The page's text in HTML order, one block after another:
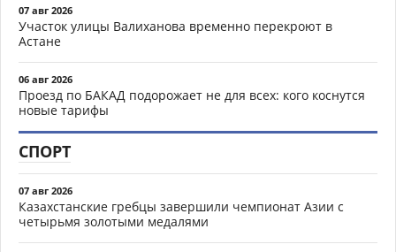
07 авг 2026
Участок улицы Валиханова временно перекроют в
Астане
06 авг 2026
Проезд по БАКАД подорожает не для всех: кого коснутся
новые тарифы
СПОРТ
07 авг 2026
Казахстанские гребцы завершили чемпионат Азии с
четырьмя золотыми медалями